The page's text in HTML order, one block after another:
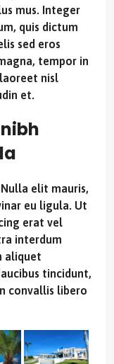
mus. Integer
quis dictum
sed eros
tempor in
nisl
et.
elit mauris,
eu ligula. Ut
erat vel
interdum
aliquet
tincidunt,
convallis libero